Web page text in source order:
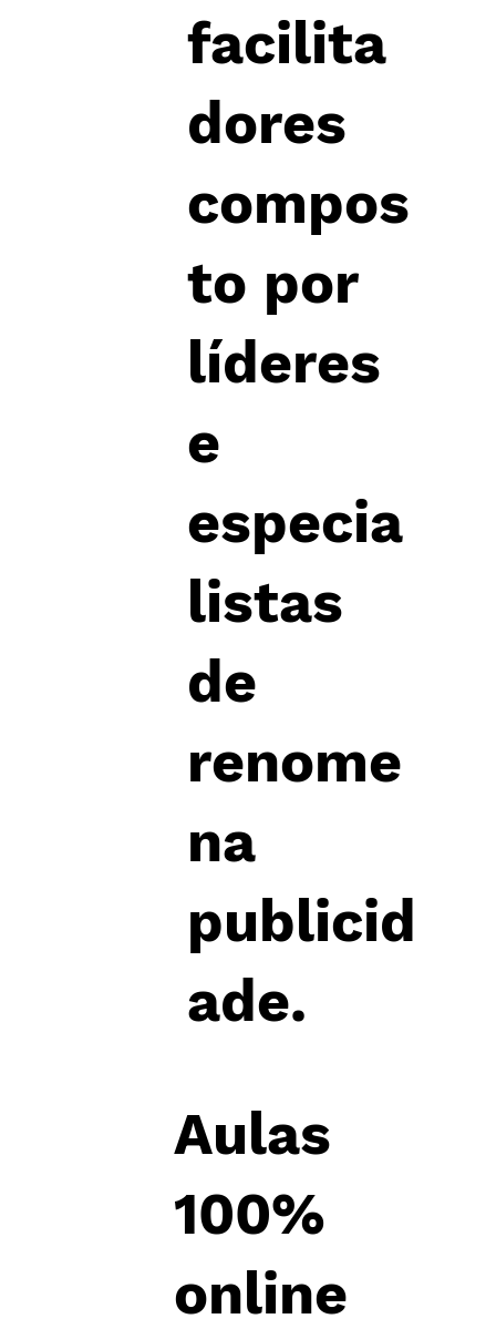
facilita
dores
compos
to por
líderes
e
especia
listas
de
renome
na
publicid
ade​.
Aulas
100%
online